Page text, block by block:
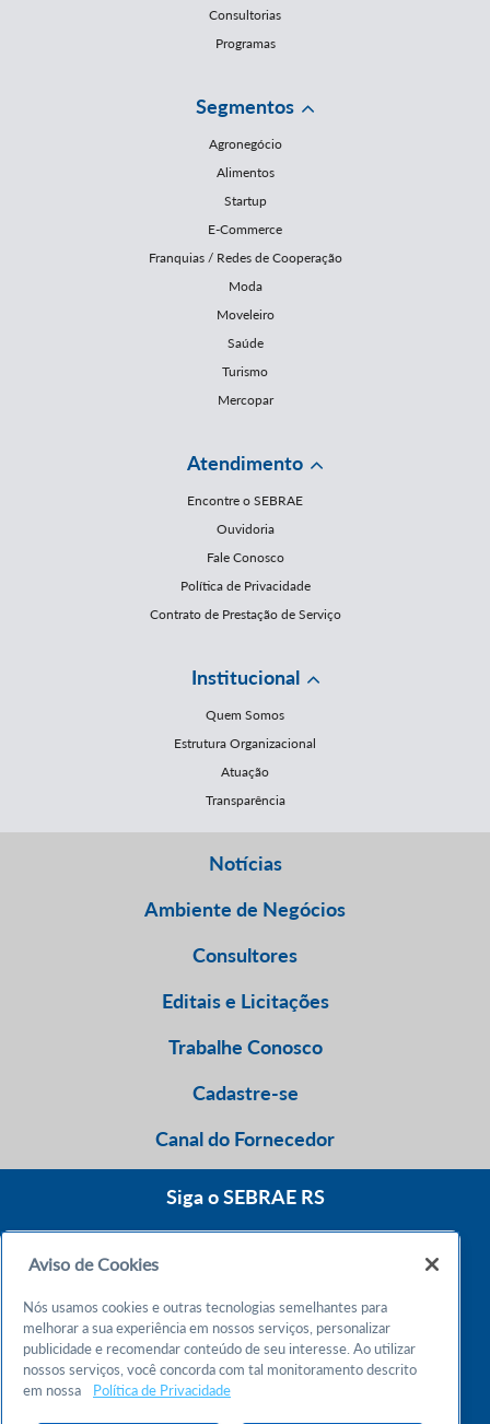
Consultorias
Programas
Segmentos
Agronegócio
Alimentos
Startup
E-Commerce
Franquias / Redes de Cooperação
Moda
Moveleiro
Saúde
Turismo
Mercopar
Atendimento
Encontre o SEBRAE
Ouvidoria
Fale Conosco
Política de Privacidade
Contrato de Prestação de Serviço
Institucional
Quem Somos
Estrutura Organizacional
Atuação
Transparência
Notícias
Ambiente de Negócios
Consultores
Editais e Licitações
Trabalhe Conosco
Cadastre-se
Canal do Fornecedor
Siga o SEBRAE RS
Atendimento 24h
Chame no WhatsApp
Aviso de Cookies
Nós usamos cookies e outras tecnologias semelhantes para
melhorar a sua experiência em nossos serviços, personalizar
publicidade e recomendar conteúdo de seu interesse. Ao utilizar
nossos serviços, você concorda com tal monitoramento descrito
em nossa
Política de Privacidade